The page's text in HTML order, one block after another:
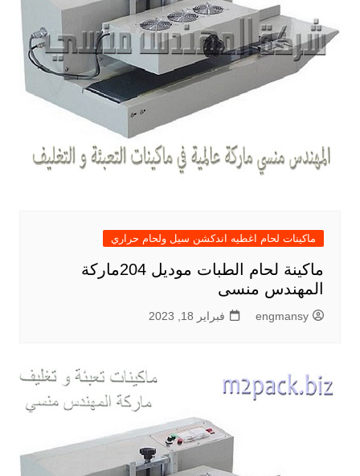
ماكينات لحام اغطيه اندكشن سيل ولحام حراري
ماكينة لحام الطبات موديل 204ماركة
المهندس منسى
engmansy فبراير 18, 2023